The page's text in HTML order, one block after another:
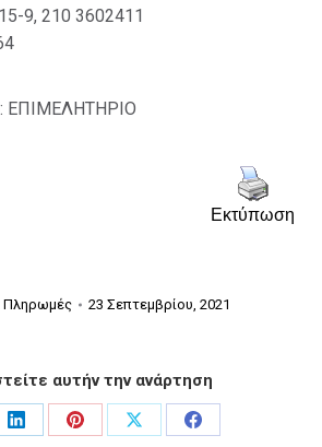
9, 210 3602411
ΕΠΙΜΕΛΗΤΗΡΙΟ
Εκτύπωση
Πληρωμές 23 Σεπτεμβρίου, 2021
αυτήν την ανάρτηση
Share
Share
Share
Share